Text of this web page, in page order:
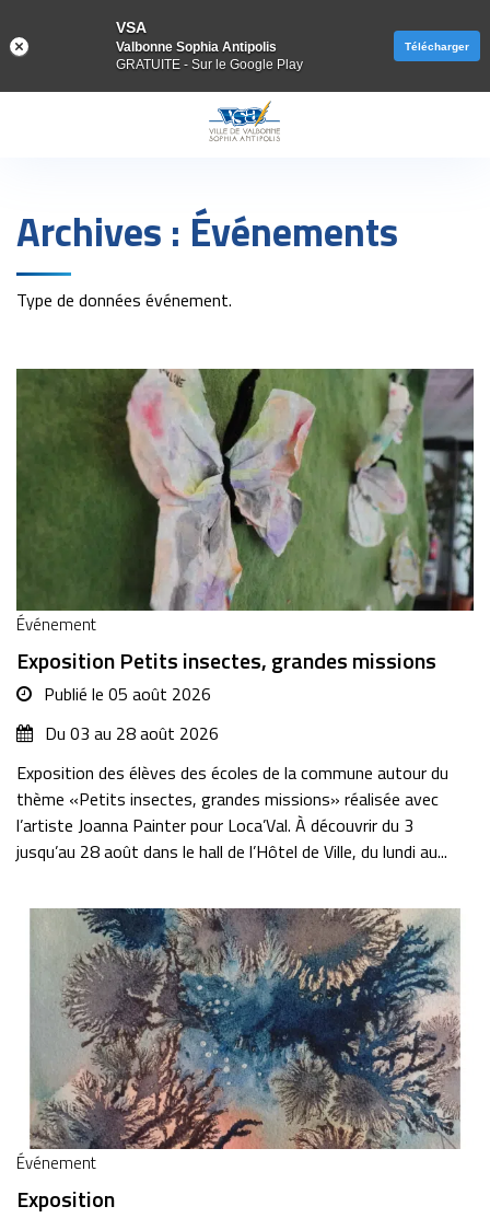
Archives : Événements
Type de données événement.
Événement
Exposition Petits insectes, grandes missions
Publié le 05 août 2026
Du 03 au 28août 2026
Exposition des élèves des écoles de la commune autour du
thème «Petits insectes, grandes missions» réalisée avec
l’artiste Joanna Painter pour Loca’Val. À découvrir du 3
jusqu’au 28 août dans le hall de l’Hôtel de Ville, du lundi au...
Événement
Exposition
VSA
Valbonne Sophia Antipolis
GRATUITE - Sur le Google Play
Télécharger